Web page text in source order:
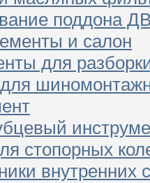
поддона
и салон
для
стопорных
внутренних